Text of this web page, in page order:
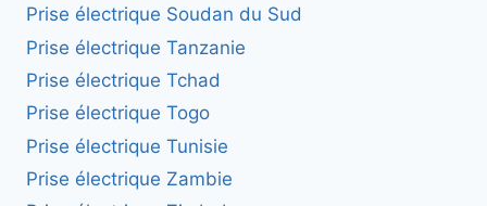
Prise électrique Soudan du Sud
Prise électrique Tanzanie
Prise électrique Tchad
Prise électrique Togo
Prise électrique Tunisie
Prise électrique Zambie